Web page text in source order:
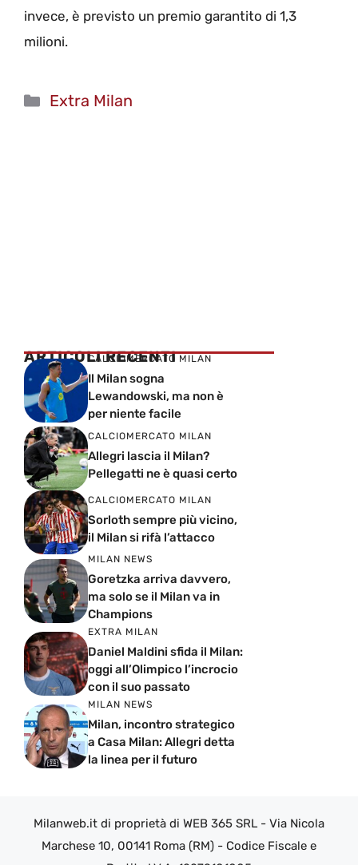
invece, è previsto un premio garantito di 1,3
milioni.
Categorie
Extra Milan
ARTICOLI RECENTI
CALCIOMERCATO MILAN
Il Milan sogna
Lewandowski, ma non è
per niente facile
CALCIOMERCATO MILAN
Allegri lascia il Milan?
Pellegatti ne è quasi certo
CALCIOMERCATO MILAN
Sorloth sempre più vicino,
il Milan si rifà l’attacco
MILAN NEWS
Goretzka arriva davvero,
ma solo se il Milan va in
Champions
EXTRA MILAN
Daniel Maldini sfida il Milan:
oggi all’Olimpico l’incrocio
con il suo passato
MILAN NEWS
Milan, incontro strategico
a Casa Milan: Allegri detta
la linea per il futuro
Milanweb.it di proprietà di WEB 365 SRL - Via Nicola
Marchese 10, 00141 Roma (RM) - Codice Fiscale e